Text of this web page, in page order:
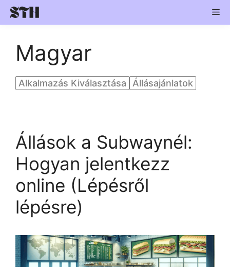
Skip
Magyar
Alkalmazás Kiválasztása Állásajánlatok
Állások a Subwaynél:
Hogyan jelentkezz
online (Lépésről
lépésre)